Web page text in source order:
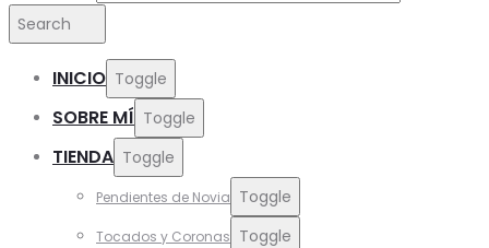
Search
INICIO Toggle
SOBRE MÍ Toggle
TIENDA Toggle
Pendientes de Novia Toggle
Tocados y Coronas Toggle